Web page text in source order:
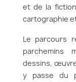
et de la
cartographie
Le parcours
parchemins
dessins,
y passe du